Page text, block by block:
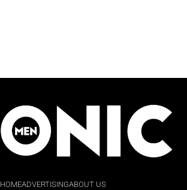
HOMEADVERTISINGABOUT US